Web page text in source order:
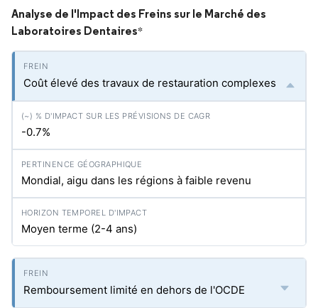
Analyse de l'Impact des Freins sur le Marché des
Laboratoires Dentaires*
Coût élevé des travaux de restauration complexes
-0.7%
Mondial, aigu dans les régions à faible revenu
Moyen terme (2-4 ans)
Remboursement limité en dehors de l'OCDE